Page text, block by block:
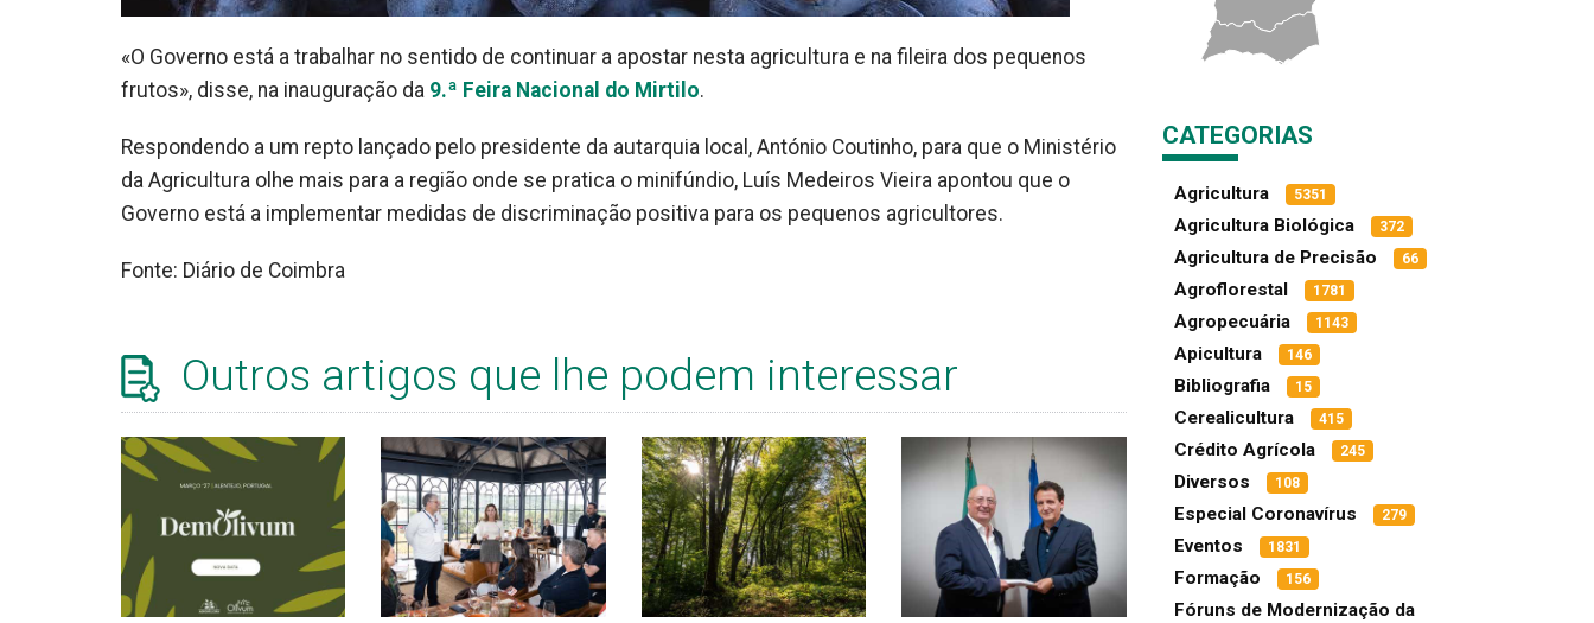
«O Governo está a trabalhar no sentido de continuar a apostar nesta agricultura e na fileira dos pequenos
frutos», disse, na inauguração da 9.ª Feira Nacional do Mirtilo.
Respondendo a um repto lançado pelo presidente da autarquia local, António Coutinho, para que o Ministério
da Agricultura olhe mais para a região onde se pratica o minifúndio, Luís Medeiros Vieira apontou que o
Governo está a implementar medidas de discriminação positiva para os pequenos agricultores.
Fonte: Diário de Coimbra
Outros artigos que lhe podem interessar
CATEGORIAS
Agricultura 5351
Agricultura Biológica 372
Agricultura de Precisão 66
Agroflorestal 1781
Agropecuária 1143
Apicultura 146
Bibliografia 15
Cerealicultura 415
Crédito Agrícola 245
Diversos 108
Especial Coronavírus 279
Eventos 1831
Formação 156
Fóruns de Modernização da